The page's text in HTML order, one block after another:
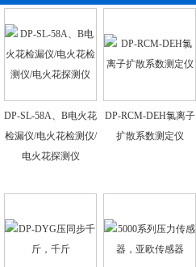
DP-SL-58A、B电火花
检漏仪/电火花检测仪/
电火花探测仪
DP-RCM-DEH氯离子
扩散系数测定仪